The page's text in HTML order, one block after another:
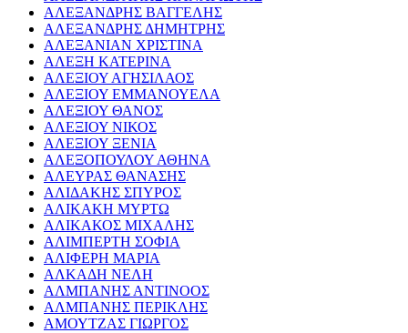
ΑΛΕΞΑΝΔΡΗΣ ΒΑΓΓΕΛΗΣ
ΑΛΕΞΑΝΔΡΗΣ ΔΗΜΗΤΡΗΣ
ΑΛΕΞΑΝΙΑΝ ΧΡΙΣΤΙΝΑ
ΑΛΕΞΗ ΚΑΤΕΡΙΝΑ
ΑΛΕΞΙΟΥ ΑΓΗΣΙΛΑΟΣ
ΑΛΕΞΙΟΥ ΕΜΜΑΝΟΥΕΛΑ
ΑΛΕΞΙΟΥ ΘΑΝΟΣ
ΑΛΕΞΙΟΥ ΝΙΚΟΣ
ΑΛΕΞΙΟΥ ΞΕΝΙΑ
ΑΛΕΞΟΠΟΥΛΟΥ ΑΘΗΝΑ
ΑΛΕΥΡΑΣ ΘΑΝΑΣΗΣ
ΑΛΙΔΑΚΗΣ ΣΠΥΡΟΣ
ΑΛΙΚΑΚΗ ΜΥΡΤΩ
ΑΛΙΚΑΚΟΣ ΜΙΧΑΛΗΣ
ΑΛΙΜΠΕΡΤΗ ΣΟΦΙΑ
ΑΛΙΦΕΡΗ ΜΑΡΙΑ
ΑΛΚΑΔΗ ΝΕΛΗ
ΑΛΜΠΑΝΗΣ ΑΝΤΙΝΟΟΣ
ΑΛΜΠΑΝΗΣ ΠΕΡΙΚΛΗΣ
ΑΜΟΥΤΖΑΣ ΓΙΩΡΓΟΣ